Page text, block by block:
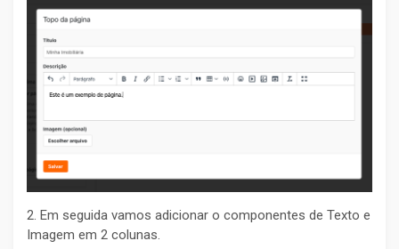
2. Em seguida vamos adicionar o componentes de Texto e
Imagem em 2 colunas.